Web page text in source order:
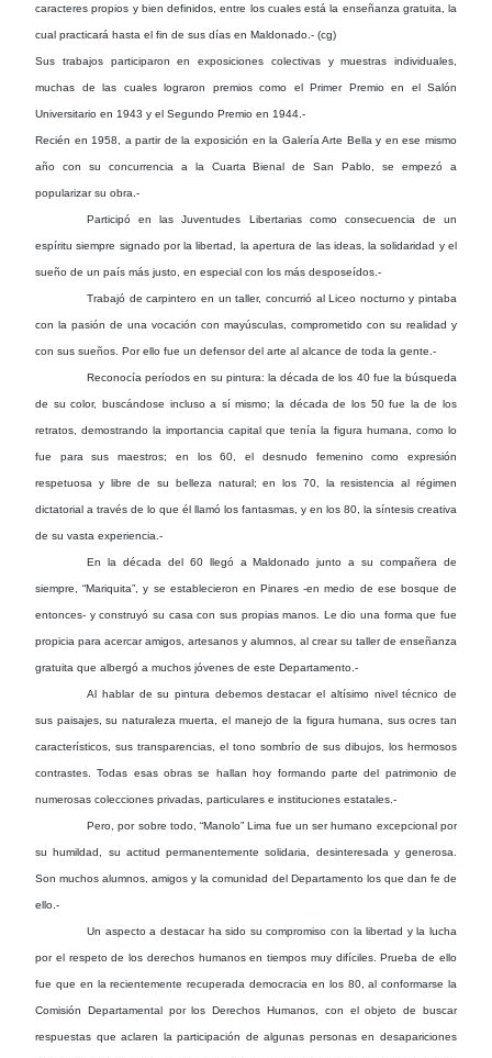
caracteres propios y bien definidos, entre los cuales está la enseñanza gratuita, la
cual practicará hasta el fin de sus días en Maldonado.- (cg)
Sus trabajos participaron en exposiciones colectivas y muestras individuales,
muchas de las cuales lograron premios como el Primer Premio en el Salón
Universitario en 1943 y el Segundo Premio en 1944.-
Recién en 1958, a partir de la exposición en la Galería Arte Bella y en ese mismo
año con su concurrencia a la Cuarta Bienal de San Pablo, se empezó a
popularizar su obra.-
Participó en las Juventudes Libertarias como consecuencia de un
espíritu siempre signado por la libertad, la apertura de las ideas, la solidaridad y el
sueño de un país más justo, en especial con los más desposeídos.-
Trabajó de carpintero en un taller, concurrió al Liceo nocturno y pintaba
con la pasión de una vocación con mayúsculas, comprometido con su realidad y
con sus sueños. Por ello fue un defensor del arte al alcance de toda la gente.-
Reconocía períodos en su pintura: la década de los 40 fue la búsqueda
de su color, buscándose incluso a sí mismo; la década de los 50 fue la de los
retratos, demostrando la importancia capital que tenía la figura humana, como lo
fue para sus maestros; en los 60, el desnudo femenino como expresión
respetuosa y libre de su belleza natural; en los 70, la resistencia al régimen
dictatorial a través de lo que él llamó los fantasmas, y en los 80, la síntesis creativa
de su vasta experiencia.-
En la década del 60 llegó a Maldonado junto a su compañera de
siempre, “Mariquita”, y se establecieron en Pinares -en medio de ese bosque de
entonces- y construyó su casa con sus propias manos. Le dio una forma que fue
propicia para acercar amigos, artesanos y alumnos, al crear su taller de enseñanza
gratuita que albergó a muchos jóvenes de este Departamento.-
Al hablar de su pintura debemos destacar el altísimo nivel técnico de
sus paisajes, su naturaleza muerta, el manejo de la figura humana, sus ocres tan
característicos, sus transparencias, el tono sombrío de sus dibujos, los hermosos
contrastes. Todas esas obras se hallan hoy formando parte del patrimonio de
numerosas colecciones privadas, particulares e instituciones estatales.-
Pero, por sobre todo, “Manolo” Lima fue un ser humano excepcional por
su humildad, su actitud permanentemente solidaria, desinteresada y generosa.
Son muchos alumnos, amigos y la comunidad del Departamento los que dan fe de
ello.-
Un aspecto a destacar ha sido su compromiso con la libertad y la lucha
por el respeto de los derechos humanos en tiempos muy difíciles. Prueba de ello
fue que en la recientemente recuperada democracia en los 80, al conformarse la
Comisión Departamental por los Derechos Humanos, con el objeto de buscar
respuestas que aclaren la participación de algunas personas en desapariciones